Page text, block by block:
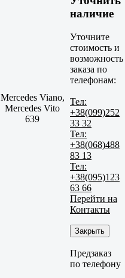
Mercedes Viano,
Mercedes Vito
639
наличие
Уточните
стоимость и
возможность
заказа по
телефонам:
Тел:
+38(099)252
33 32
Тел:
+38(068)488
83 13
Тел:
+38(095)123
63 66
Перейти на
Контакты
Закрыть
Предзаказ
по телефону